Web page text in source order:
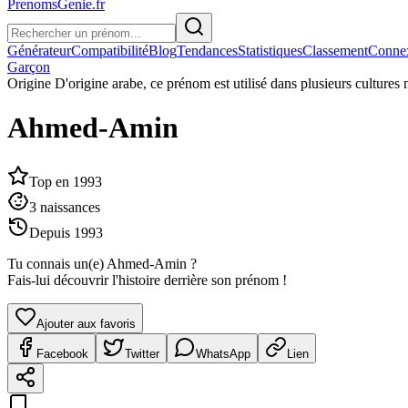
PrenomsGenie.fr
GénérateurCompatibilitéBlogTendancesStatistiquesClassement
Garçon
Origine D'origine arabe, ce prénom est utilisé dans plusieurs cultures
Ahmed-Amin
Top en 1993
3 naissances
Depuis 1993
Tu connais un(e) Ahmed-Amin ?
Fais-lui découvrir l'histoire derrière son prénom !
Ajouter aux favoris
Facebook Twitter WhatsApp Lien